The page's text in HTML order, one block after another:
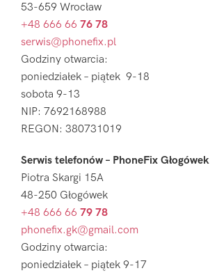
53-659 Wrocław
+48 666 66 76 78
serwis@phonefix.pl
Godziny otwarcia:
poniedziałek – piątek 9-18
sobota 9-13
NIP: 7692168988
REGON: 380731019
Serwis telefonów – PhoneFix Głogówek
Piotra Skargi 15A
48-250 Głogówek
+48 666 66 79 78
phonefix.gk@gmail.com
Godziny otwarcia:
poniedziałek – piątek 9-17